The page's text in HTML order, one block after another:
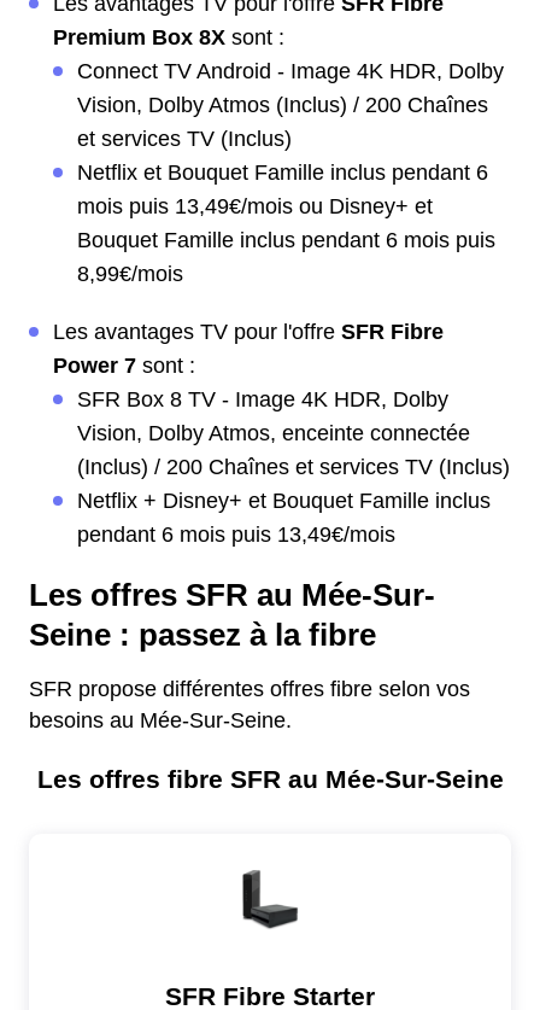
Premium Box 8X sont :
Connect TV Android - Image 4K HDR, Dolby
Vision, Dolby Atmos (Inclus) / 200 Chaînes
et services TV (Inclus)
Netflix et Bouquet Famille inclus pendant 6
mois puis 13,49€/mois ou Disney+ et
Bouquet Famille inclus pendant 6 mois puis
8,99€/mois
Les avantages TV pour l'offre SFR Fibre
Power 7 sont :
SFR Box 8 TV - Image 4K HDR, Dolby
Vision, Dolby Atmos, enceinte connectée
(Inclus) / 200 Chaînes et services TV (Inclus)
Netflix + Disney+ et Bouquet Famille inclus
pendant 6 mois puis 13,49€/mois
Les offres SFR au Mée-Sur-
Seine : passez à la fibre
SFR propose différentes offres fibre selon vos
besoins au Mée-Sur-Seine.